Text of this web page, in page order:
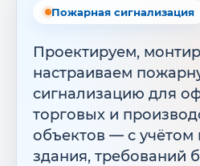
Пожарная сигнализация
Проектируем,
настраиваем
сигнализацию для
торговых и
объектов — с учётом
здания, требований